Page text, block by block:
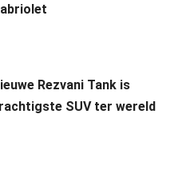
Rezvani Tank is
SUV ter wereld